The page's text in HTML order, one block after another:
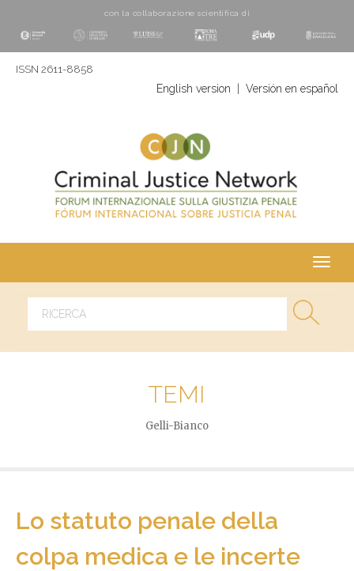
con la collaborazione scientifica di
ISSN 2611-8858
English version Versión en español
TEMI
Gelli-Bianco
Lo statuto penale della
colpa medica e le incerte